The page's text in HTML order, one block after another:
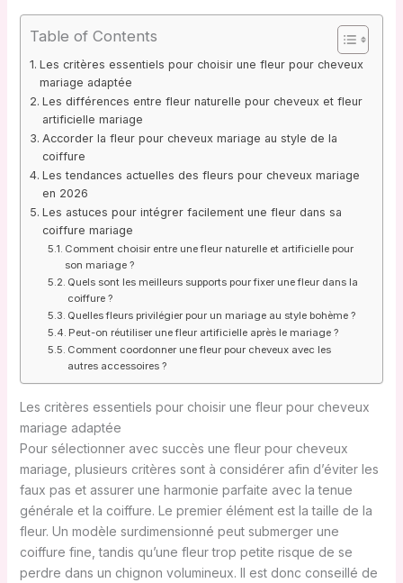
Table of Contents
Les critères essentiels pour choisir une fleur pour cheveux
mariage adaptée
Les différences entre fleur naturelle pour cheveux et fleur
artificielle mariage
Accorder la fleur pour cheveux mariage au style de la
coiffure
Les tendances actuelles des fleurs pour cheveux mariage
en 2026
Les astuces pour intégrer facilement une fleur dans sa
coiffure mariage
Comment choisir entre une fleur naturelle et artificielle pour
son mariage ?
Quels sont les meilleurs supports pour fixer une fleur dans la
coiffure ?
Quelles fleurs privilégier pour un mariage au style bohème ?
Peut-on réutiliser une fleur artificielle après le mariage ?
Comment coordonner une fleur pour cheveux avec les
autres accessoires ?
Les critères essentiels pour choisir une fleur pour cheveux
mariage adaptée
Pour sélectionner avec succès une fleur pour cheveux
mariage, plusieurs critères sont à considérer afin d’éviter les
faux pas et assurer une harmonie parfaite avec la tenue
générale et la coiffure. Le premier élément est la taille de la
fleur. Un modèle surdimensionné peut submerger une
coiffure fine, tandis qu’une fleur trop petite risque de se
perdre dans un chignon volumineux. Il est donc conseillé de